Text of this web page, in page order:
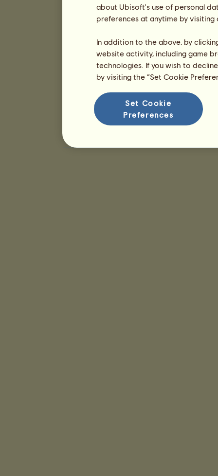
about Ubisoft's use of personal
preferences at anytime by
In addition to the above, by
website activity, including game
technologies. If you wish to
by visiting the “Set Cookie
Set Cookie
Preferences